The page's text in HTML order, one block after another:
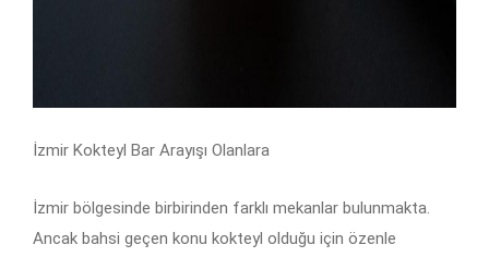
İzmir Kokteyl Bar Arayışı Olanlara
İzmir bölgesinde birbirinden farklı mekanlar bulunmakta.
Ancak bahsi geçen konu kokteyl olduğu için özenle